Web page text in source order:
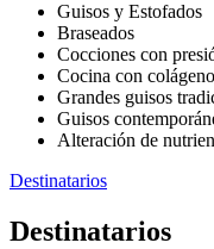
Guisos y Estofados
Braseados
Cocciones con
Cocina con colágeno
Grandes guisos
Guisos
Alteración de
Destinatarios
Destinatarios